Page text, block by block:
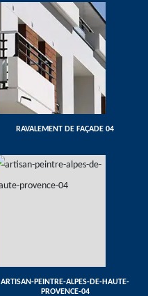
RAVALEMENT DE FAÇADE 04
ARTISAN-PEINTRE-ALPES-DE-HAUTE-
PROVENCE-04